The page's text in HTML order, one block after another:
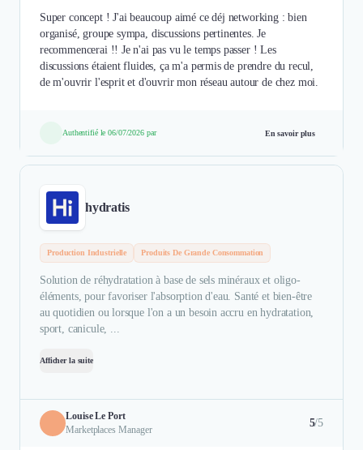
Super concept ! J'ai beaucoup aimé ce déj networking : bien
organisé, groupe sympa, discussions pertinentes. Je
recommencerai !! Je n'ai pas vu le temps passer ! Les
discussions étaient fluides, ça m'a permis de prendre du recul,
de m'ouvrir l'esprit et d'ouvrir mon réseau autour de chez moi.
Authentifié le 06/07/2026 par En savoir plus
hydratis
Production Industrielle Produits De Grande Consommation
Solution de réhydratation à base de sels minéraux et oligo-
éléments, pour favoriser l'absorption d'eau. Santé et bien-être
au quotidien ou lorsque l'on a un besoin accru en hydratation,
sport, canicule, ...
Afficher la suite
Louise Le Port
Marketplaces Manager
5/5